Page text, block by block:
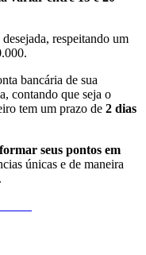
respeitando um
bancária de sua
contando que seja o
tem um prazo de 2 dias
seus pontos em
únicas e de maneira